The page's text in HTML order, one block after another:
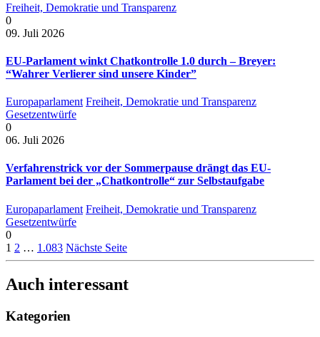
Freiheit, Demokratie und Transparenz
0
09. Juli 2026
EU-Parlament winkt Chatkontrolle 1.0 durch – Breyer:
“Wahrer Verlierer sind unsere Kinder”
Europaparlament Freiheit, Demokratie und Transparenz
Gesetzentwürfe
0
06. Juli 2026
Verfahrenstrick vor der Sommerpause drängt das EU-
Parlament bei der „Chatkontrolle“ zur Selbstaufgabe
Europaparlament Freiheit, Demokratie und Transparenz
Gesetzentwürfe
0
1 2 … 1.083 Nächste Seite
Auch interessant
Kategorien